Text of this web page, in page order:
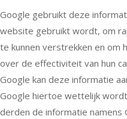
Google gebruikt deze
website gebruikt wordt, om
te kunnen verstrekken en om
over de effectiviteit van hun
Google kan deze informatie
Google hiertoe wettelijk
derden de informatie namens